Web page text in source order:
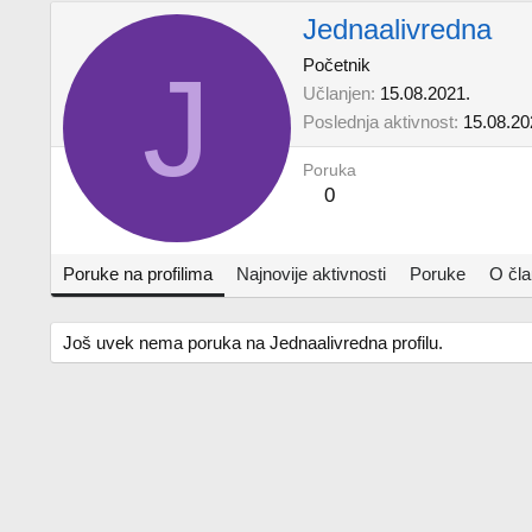
J
Jednaalivredna
Početnik
Učlanjen 15.08.2021.
Poslednja aktivnost
Poruka
0
Poruke na profilima Najnovije aktivnosti Poruke O
Još uvek nema poruka na Jednaalivredna profilu.